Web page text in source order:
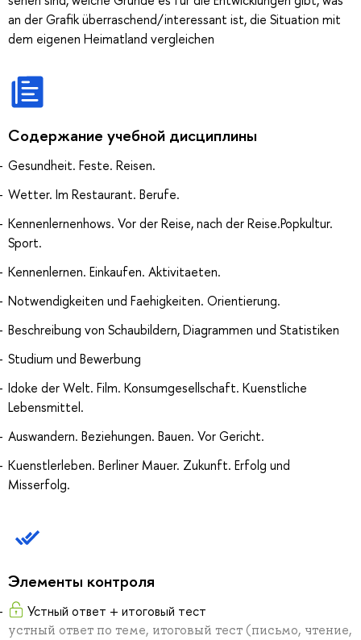
an der Grafik überraschend/interessant ist, die Situation mit
dem eigenen Heimatland vergleichen
Содержание учебной дисциплины
Gesundheit. Feste. Reisen.
Wetter. Im Restaurant. Berufe.
Kennenlernenhows. Vor der Reise, nach der Reise.Popkultur.
Sport.
Kennenlernen. Einkaufen. Aktivitaeten.
Notwendigkeiten und Faehigkeiten. Orientierung.
Beschreibung von Schaubildern, Diagrammen und Statistiken
Studium und Bewerbung
Idoke der Welt. Film. Konsumgesellschaft. Kuenstliche
Lebensmittel.
Auswandern. Beziehungen. Bauen. Vor Gericht.
Kuenstlerleben. Berliner Mauer. Zukunft. Erfolg und
Misserfolg.
Элементы контроля
Устный ответ + итоговый тест
устный ответ по теме, итоговый тест (письмо, чтение,